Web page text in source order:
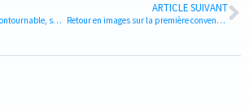
CIBT est le partenaire incontournable, spécialiste global dans le domaine de l’immigration d’affaires et des services consulaires.
ARTICLE SUIVANT
Retour en images sur la première convention AFTM 2022